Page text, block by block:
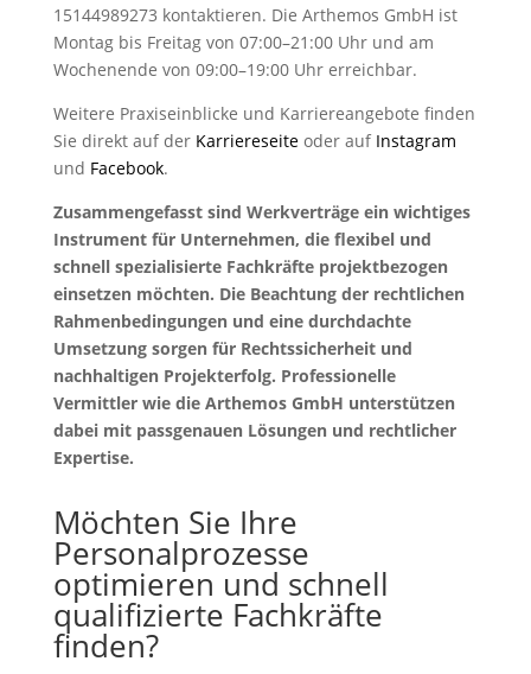
15144989273 kontaktieren. Die Arthemos GmbH ist
Montag bis Freitag von 07:00–21:00 Uhr und am
Wochenende von 09:00–19:00 Uhr erreichbar.
Weitere Praxiseinblicke und Karriereangebote finden
Sie direkt auf der Karriereseiteoder auf Instagram
und Facebook.
Zusammengefasst sind Werkverträge ein wichtiges
Instrument für Unternehmen, die flexibel und
schnell spezialisierte Fachkräfte projektbezogen
einsetzen möchten. Die Beachtung der rechtlichen
Rahmenbedingungen und eine durchdachte
Umsetzung sorgen für Rechtssicherheit und
nachhaltigen Projekterfolg. Professionelle
Vermittler wie die Arthemos GmbH unterstützen
dabei mit passgenauen Lösungen und rechtlicher
Expertise.
Möchten Sie Ihre
Personalprozesse
optimieren und schnell
qualifizierte Fachkräfte
finden?